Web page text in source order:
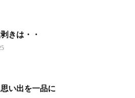
きは・・
い出を一品に